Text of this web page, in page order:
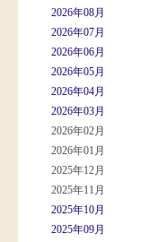
2026年08月
2026年07月
2026年06月
2026年05月
2026年04月
2026年03月
2026年02月
2026年01月
2025年12月
2025年11月
2025年10月
2025年09月